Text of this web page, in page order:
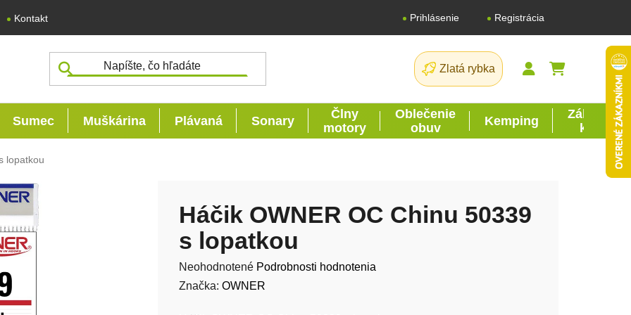
Kontakt Prihlásenie Registrácia
Zlatá rybka
NÁKUPNÝ
Sumec Muškárina Plávaná Sonary
Člny
motory
Oblečenie
obuv
Kemping
Záhrada
kutil
lopatkou
Háčik OWNER OC Chinu 50339
s lopatkou
Priemerné hodnotenie produktu je 0,0 z 5 hviezdičiek.
Neohodnotené Podrobnosti hodnotenia
Značka: OWNER